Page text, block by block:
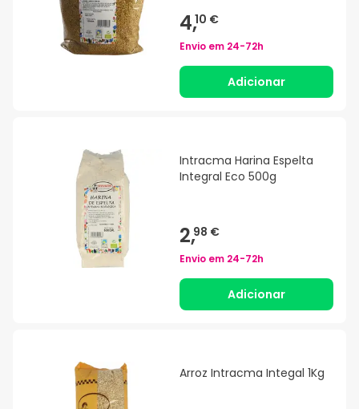
4,10 €
Envio em 24-72h
Adicionar
Intracma Harina Espelta
Integral Eco 500g
2,98 €
Envio em 24-72h
Adicionar
Arroz Intracma Integal 1Kg